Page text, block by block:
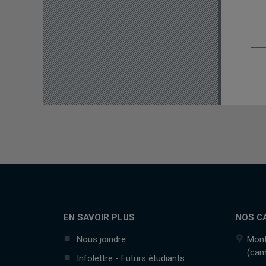
EN SAVOIR PLUS
Nous joindre
Infolettre - Futurs étudiants
NOS